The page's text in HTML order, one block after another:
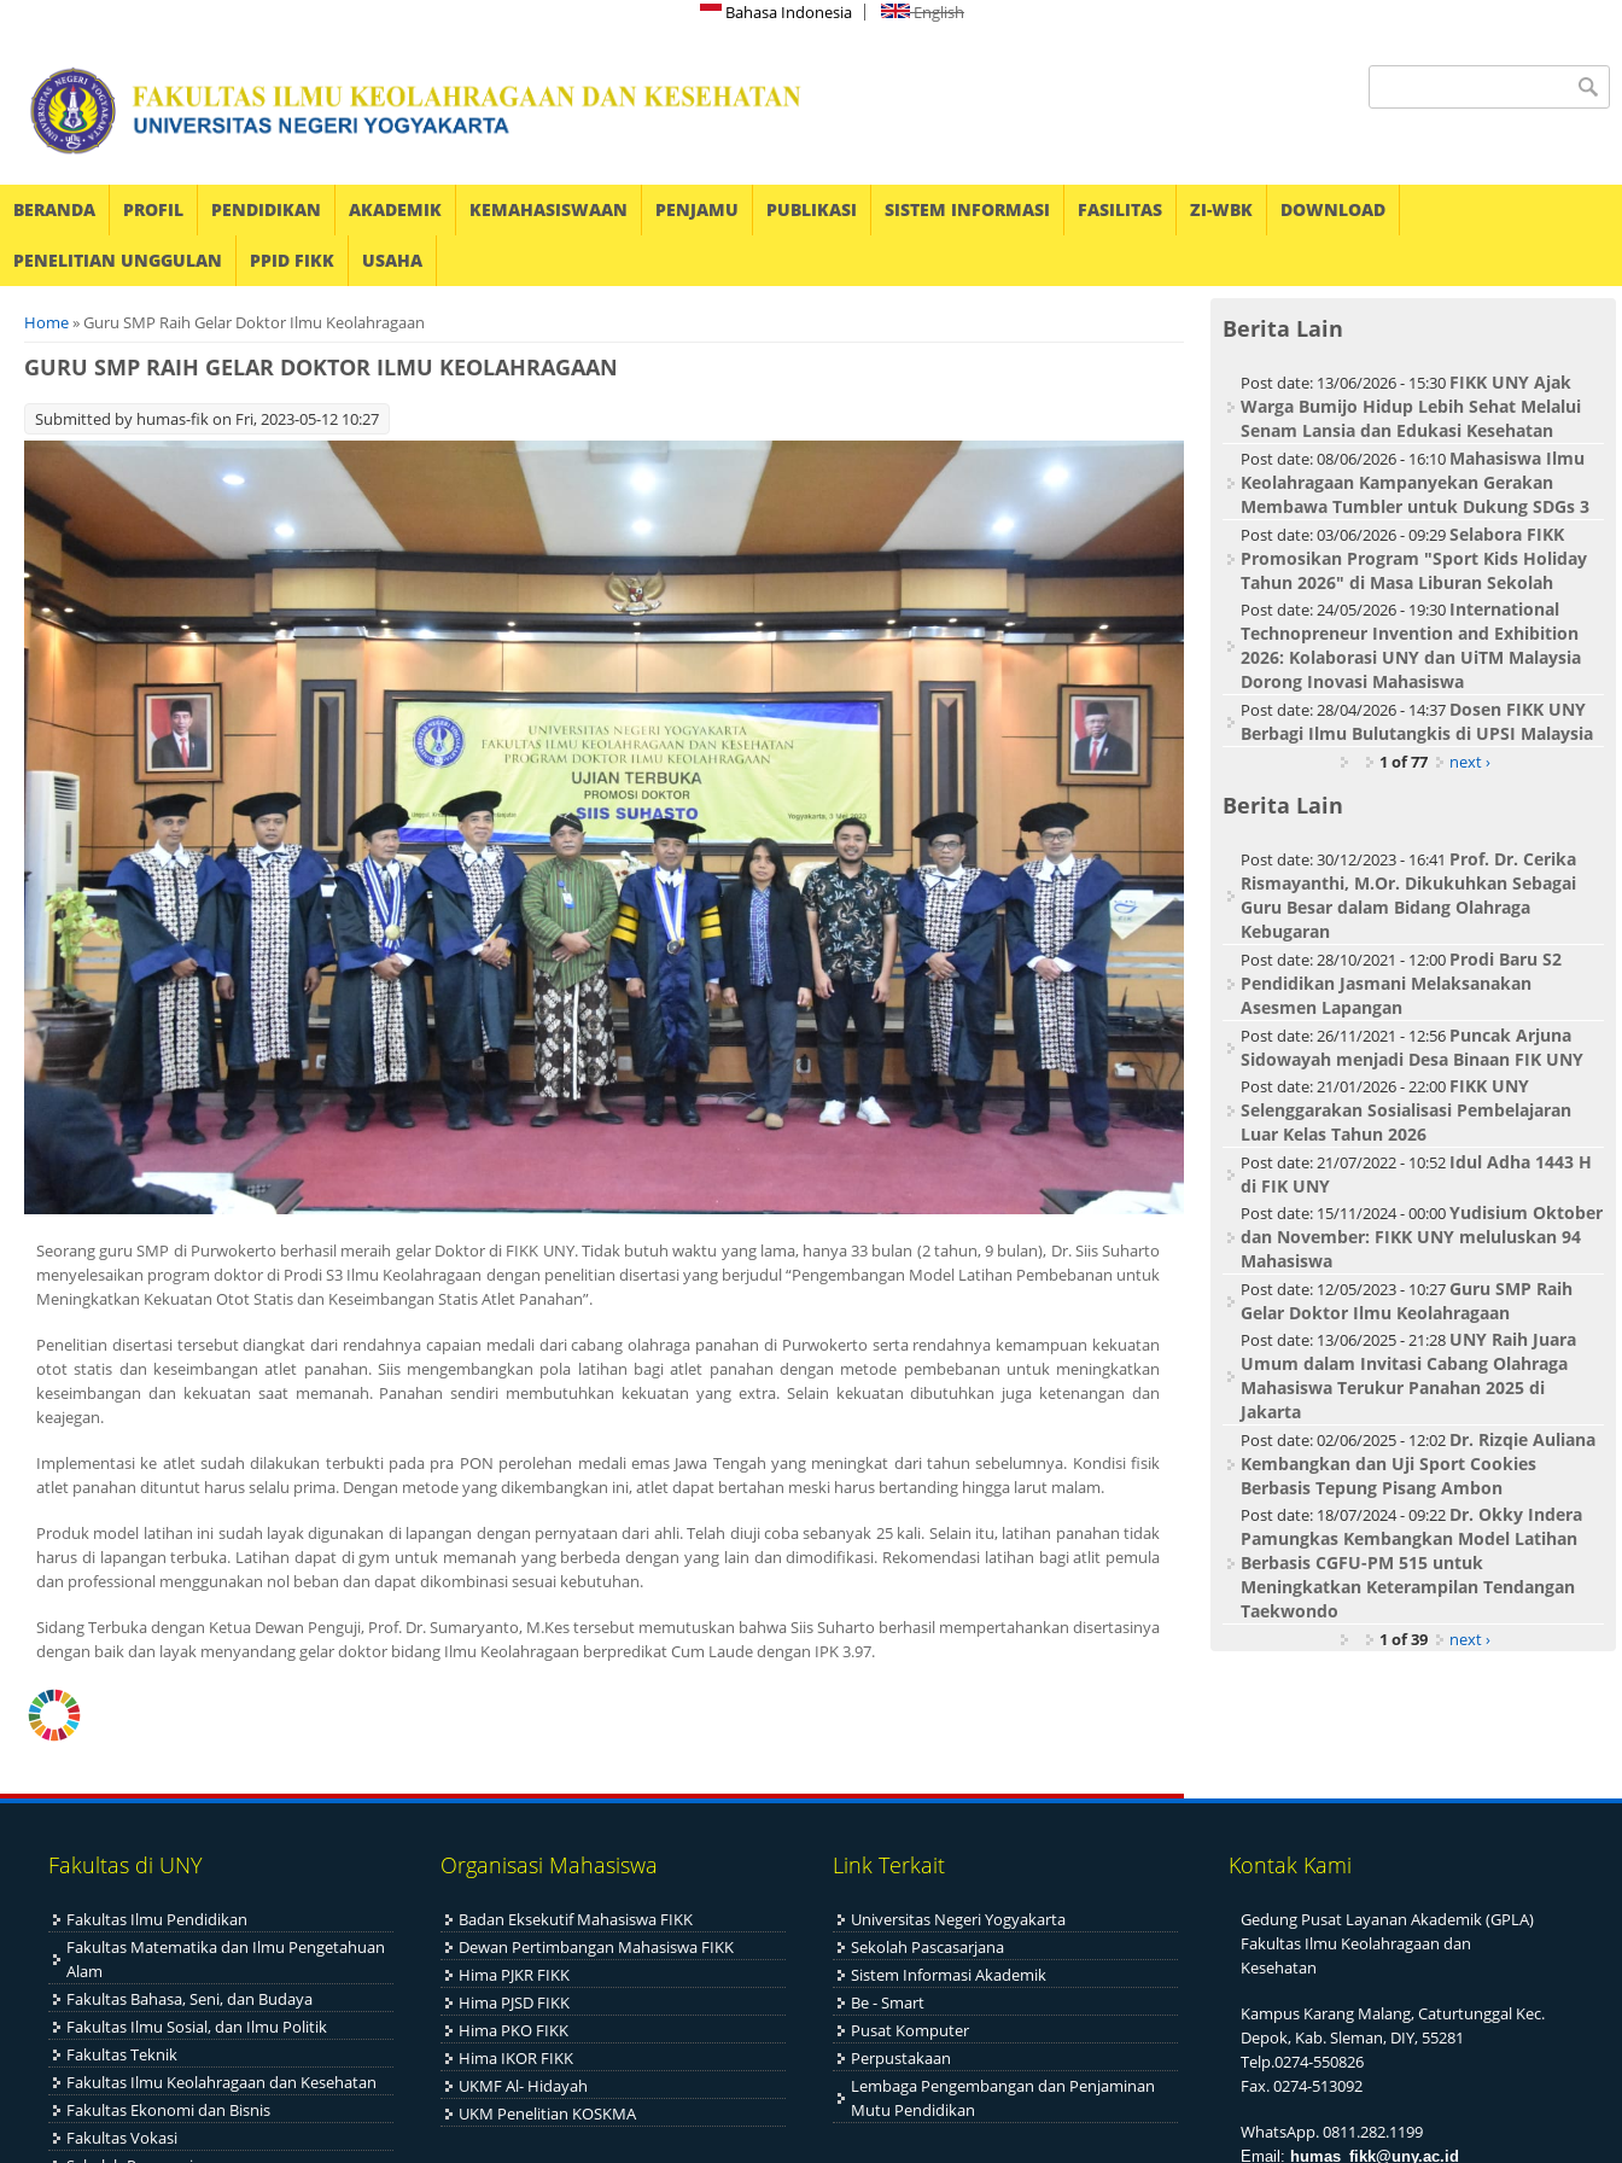
Bahasa Indonesia English
Search form
BERANDA PROFIL PENDIDIKAN AKADEMIK KEMAHASISWAAN PENJAMU PUBLIKASI SISTEM INFORMASI FASILITAS ZI-WBK DOWNLOAD
PENELITIAN UNGGULAN PPID FIKK USAHA
You are here
Home» Guru SMP Raih Gelar Doktor Ilmu Keolahragaan
GURU SMP RAIH GELAR DOKTOR ILMU KEOLAHRAGAAN
Submitted by humas-fikon Fri, 2023-05-12 10:27
Seorang guru SMP di Purwokerto berhasil meraih gelar Doktor di FIKK UNY. Tidak butuh waktu yang lama, hanya 33 bulan (2 tahun, 9 bulan), Dr. Siis Suharto
menyelesaikan program doktor di Prodi S3 Ilmu Keolahragaan dengan penelitian disertasi yang berjudul “Pengembangan Model Latihan Pembebanan untuk
Meningkatkan Kekuatan Otot Statis dan Keseimbangan Statis Atlet Panahan”.
Penelitian disertasi tersebut diangkat dari rendahnya capaian medali dari cabang olahraga panahan di Purwokerto serta rendahnya kemampuan kekuatan
otot statis dan keseimbangan atlet panahan. Siis mengembangkan pola latihan bagi atlet panahan dengan metode pembebanan untuk meningkatkan
keseimbangan dan kekuatan saat memanah. Panahan sendiri membutuhkan kekuatan yang extra. Selain kekuatan dibutuhkan juga ketenangan dan
keajegan.
Implementasi ke atlet sudah dilakukan terbukti pada pra PON perolehan medali emas Jawa Tengah yang meningkat dari tahun sebelumnya. Kondisi fisik
atlet panahan dituntut harus selalu prima. Dengan metode yang dikembangkan ini, atlet dapat bertahan meski harus bertanding hingga larut malam.
Produk model latihan ini sudah layak digunakan di lapangan dengan pernyataan dari ahli. Telah diuji coba sebanyak 25 kali. Selain itu, latihan panahan tidak
harus di lapangan terbuka. Latihan dapat di gym untuk memanah yang berbeda dengan yang lain dan dimodifikasi. Rekomendasi latihan bagi atlit pemula
dan professional menggunakan nol beban dan dapat dikombinasi sesuai kebutuhan.
Sidang Terbuka dengan Ketua Dewan Penguji, Prof. Dr. Sumaryanto, M.Kes tersebut memutuskan bahwa Siis Suharto berhasil mempertahankan disertasinya
dengan baik dan layak menyandang gelar doktor bidang Ilmu Keolahragaan berpredikat Cum Laude dengan IPK 3.97.
Berita Lain
Post date: 13/06/2026 - 15:30 FIKK UNY Ajak
Warga Bumijo Hidup Lebih Sehat Melalui
Senam Lansia dan Edukasi Kesehatan
Post date:08/06/2026 - 16:10 Mahasiswa Ilmu
Keolahragaan Kampanyekan Gerakan
Membawa Tumbler untuk Dukung SDGs 3
Post date:03/06/2026 - 09:29Selabora FIKK
Promosikan Program "Sport Kids Holiday
Tahun 2026" di Masa Liburan Sekolah
Post date:24/05/2026 - 19:30 International
Technopreneur Invention and Exhibition
2026: Kolaborasi UNY dan UiTM Malaysia
Dorong Inovasi Mahasiswa
Post date:28/04/2026 - 14:37 Dosen FIKK UNY
Berbagi Ilmu Bulutangkis di UPSI Malaysia
1 of 77 next ›
Berita Lain
Post date:30/12/2023 - 16:41 Prof. Dr. Cerika
Rismayanthi, M.Or. Dikukuhkan Sebagai
Guru Besar dalam Bidang Olahraga
Kebugaran
Post date:28/10/2021 - 12:00 Prodi Baru S2
Pendidikan Jasmani Melaksanakan
Asesmen Lapangan
Post date:26/11/2021 - 12:56 Puncak Arjuna
Sidowayah menjadi Desa Binaan FIK UNY
Post date:21/01/2026 - 22:00 FIKK UNY
Selenggarakan Sosialisasi Pembelajaran
Luar Kelas Tahun 2026
Post date:21/07/2022 - 10:52 Idul Adha 1443 H
di FIK UNY
Post date: 15/11/2024 - 00:00Yudisium Oktober
dan November: FIKK UNY meluluskan 94
Mahasiswa
Post date: 12/05/2023 - 10:27 Guru SMP Raih
Gelar Doktor Ilmu Keolahragaan
Post date: 13/06/2025 - 21:28 UNY Raih Juara
Umum dalam Invitasi Cabang Olahraga
Mahasiswa Terukur Panahan 2025 di
Jakarta
Post date:02/06/2025 - 12:02 Dr. Rizqie Auliana
Kembangkan dan Uji Sport Cookies
Berbasis Tepung Pisang Ambon
Post date: 18/07/2024 - 09:22 Dr. Okky Indera
Pamungkas Kembangkan Model Latihan
Berbasis CGFU-PM 515 untuk
Meningkatkan Keterampilan Tendangan
Taekwondo
1 of 39 next ›
Fakultas di UNY
Fakultas Ilmu Pendidikan
Fakultas Matematika dan Ilmu Pengetahuan
Alam
Fakultas Bahasa, Seni, dan Budaya
Fakultas Ilmu Sosial, dan Ilmu Politik
Fakultas Teknik
Fakultas Ilmu Keolahragaan dan Kesehatan
Fakultas Ekonomi dan Bisnis
Fakultas Vokasi
Organisasi Mahasiswa
Badan Eksekutif Mahasiswa FIKK
Dewan Pertimbangan Mahasiswa FIKK
Hima PJKR FIKK
Hima PJSD FIKK
Hima PKO FIKK
Hima IKOR FIKK
UKMF Al- Hidayah
UKM Penelitian KOSKMA
Link Terkait
Universitas Negeri Yogyakarta
Sekolah Pascasarjana
Sistem Informasi Akademik
Be - Smart
Pusat Komputer
Perpustakaan
Lembaga Pengembangan dan Penjaminan
Mutu Pendidikan
Kontak Kami
Gedung Pusat Layanan Akademik (GPLA)
Fakultas Ilmu Keolahragaan dan
Kesehatan
Kampus Karang Malang, Caturtunggal Kec.
Depok, Kab. Sleman, DIY, 55281
Telp.0274-550826
Fax. 0274-513092
WhatsApp. 0811.282.1199
Email: humas_fikk@uny.ac.id